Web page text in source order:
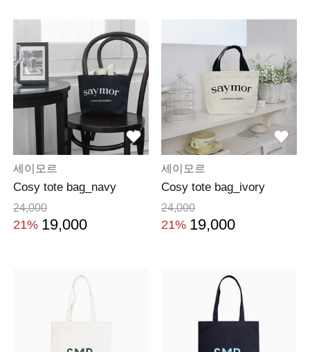
세이모르
Cosy tote bag_navy
24,000
21% 19,000
세이모르
Cosy tote bag_ivory
24,000
21% 19,000